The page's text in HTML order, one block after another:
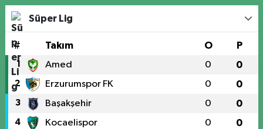
Süper Lig
# Takım O P
1 Amed 0 0
2 Erzurumspor FK 0 0
3 Başakşehir 0 0
4 Kocaelispor 0 0